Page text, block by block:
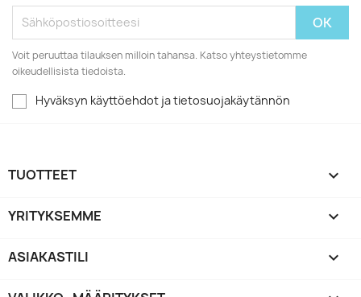
Voit peruuttaa tilauksen milloin tahansa. Katso yhteystietomme
oikeudellisista tiedoista.
Hyväksyn käyttöehdot ja tietosuojakäytännön
TUOTTEET 
YRITYKSEMME 
ASIAKASTILI 